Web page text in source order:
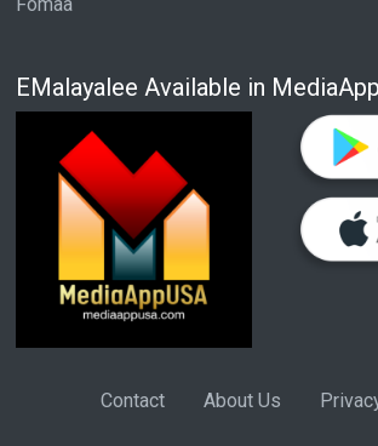
EMalayalee Available in
Contact About Us